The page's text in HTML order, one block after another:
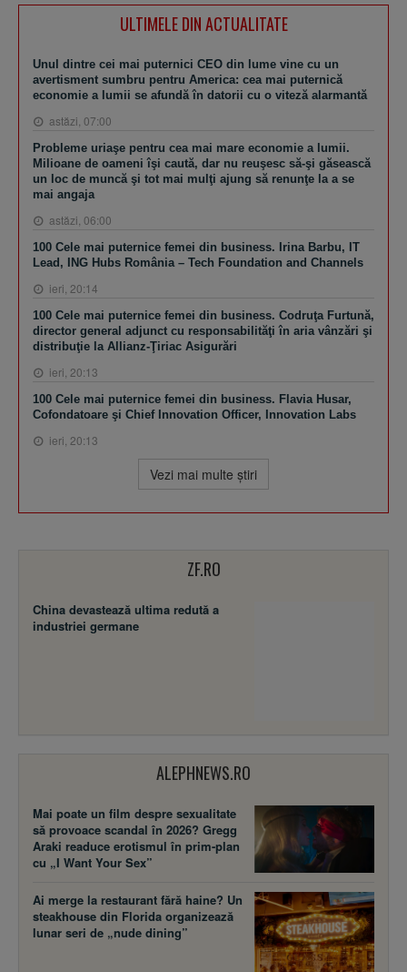
ULTIMELE DIN ACTUALITATE
Unul dintre cei mai puternici CEO din lume vine cu un
avertisment sumbru pentru America: cea mai puternică
economie a lumii se afundă în datorii cu o viteză alarmantă
astăzi, 07:00
Probleme uriaşe pentru cea mai mare economie a lumii.
Milioane de oameni îşi caută, dar nu reuşesc să-şi găsească
un loc de muncă şi tot mai mulţi ajung să renunţe la a se
mai angaja
astăzi, 06:00
100 Cele mai puternice femei din business. Irina Barbu, IT
Lead, ING Hubs România – Tech Foundation and Channels
ieri, 20:14
100 Cele mai puternice femei din business. Codruţa Furtună,
director general adjunct cu responsabilităţi în aria vânzări şi
distribuţie la Allianz-Ţiriac Asigurări
ieri, 20:13
100 Cele mai puternice femei din business. Flavia Husar,
Cofondatoare şi Chief Innovation Officer, Innovation Labs
ieri, 20:13
Vezi mai multe ştiri
ZF.RO
China devastează ultima redută a
industriei germane
ALEPHNEWS.RO
Mai poate un film despre sexualitate
să provoace scandal în 2026? Gregg
Araki readuce erotismul în prim-plan
cu „I Want Your Sex”
Ai merge la restaurant fără haine? Un
steakhouse din Florida organizează
lunar seri de „nude dining”